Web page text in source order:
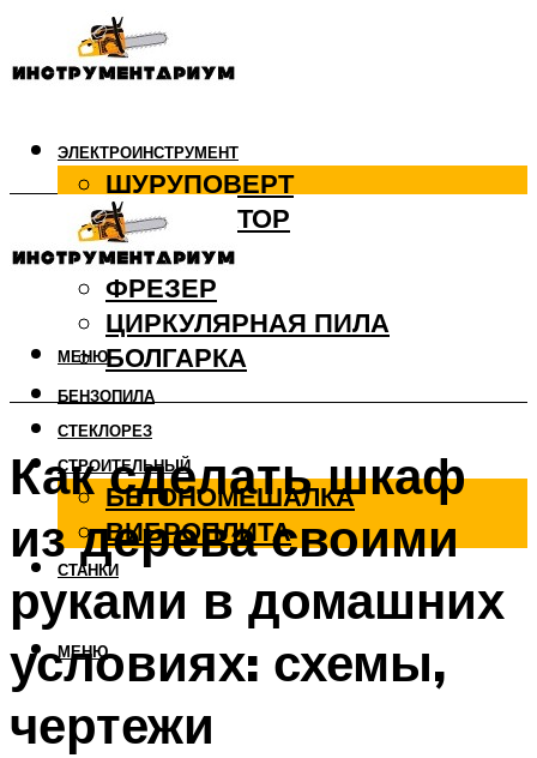
ЭЛЕКТРОИНСТРУМЕНТ
ШУРУПОВЕРТ
ПЕРФОРАТОР
ДРЕЛЬ
ФРЕЗЕР
ЦИРКУЛЯРНАЯ ПИЛА
БОЛГАРКА
БЕНЗОПИЛА
СТЕКЛОРЕЗ
СТРОИТЕЛЬНЫЙ
БЕТОНОМЕШАЛКА
ВИБРОПЛИТА
СТАНКИ
МЕНЮ
МЕНЮ
Как сделать шкаф
из дерева своими
руками в домашних
условиях: схемы,
чертежи